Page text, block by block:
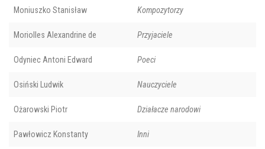
Moniuszko Stanisław Kompozytorzy
Moriolles Alexandrine de Przyjaciele
Odyniec Antoni Edward Poeci
Osiński Ludwik Nauczyciele
Ożarowski Piotr Działacze narodowi
Pawłowicz Konstanty Inni